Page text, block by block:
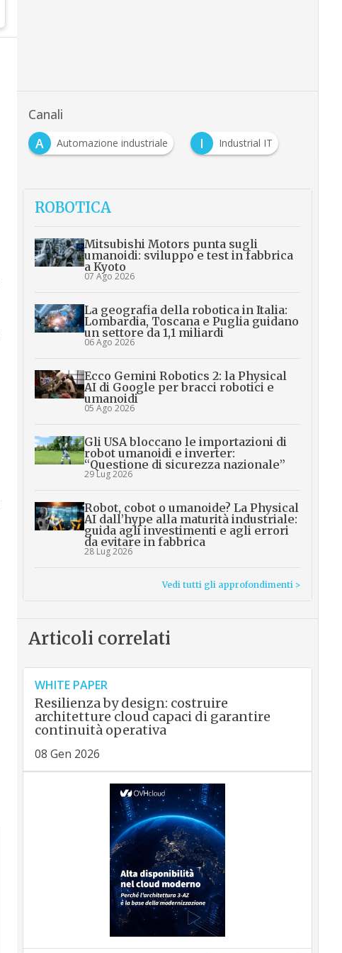
Canali
A
Automazione industriale I Industrial IT
ROBOTICA
Mitsubishi Motors punta sugli
umanoidi: sviluppo e test in fabbrica
a Kyoto
07 Ago 2026
La geografia della robotica in Italia:
Lombardia, Toscana e Puglia guidano
un settore da 1,1 miliardi
06 Ago 2026
Ecco Gemini Robotics 2: la Physical
AI di Google per bracci robotici e
umanoidi
05 Ago 2026
Gli USA bloccano le importazioni di
robot umanoidi e inverter:
“Questione di sicurezza nazionale”
29 Lug 2026
Robot, cobot o umanoide? La Physical
AI dall’hype alla maturità industriale:
guida agli investimenti e agli errori
da evitare in fabbrica
28 Lug 2026
Vedi tutti gli approfondimenti >
Articoli correlati
WHITE PAPER
Resilienza by design: costruire
architetture cloud capaci di garantire
continuità operativa
08 Gen 2026